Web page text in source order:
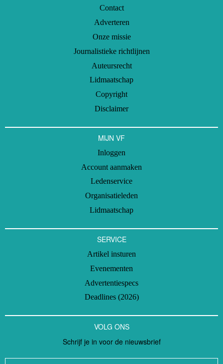
Contact
Adverteren
Onze missie
Journalistieke richtlijnen
Auteursrecht
Lidmaatschap
Copyright
Disclaimer
MIJN VF
Inloggen
Account aanmaken
Ledenservice
Organisatieleden
Lidmaatschap
SERVICE
Artikel insturen
Evenementen
Advertentiespecs
Deadlines (2026)
VOLG ONS
Schrijf je in voor de nieuwsbrief